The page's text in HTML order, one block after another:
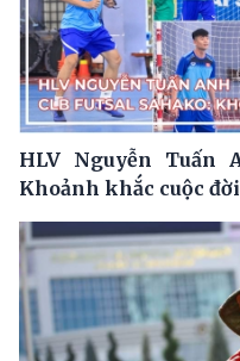
HLV Nguyễn Tuấn
Khoảnh khắc cuộc